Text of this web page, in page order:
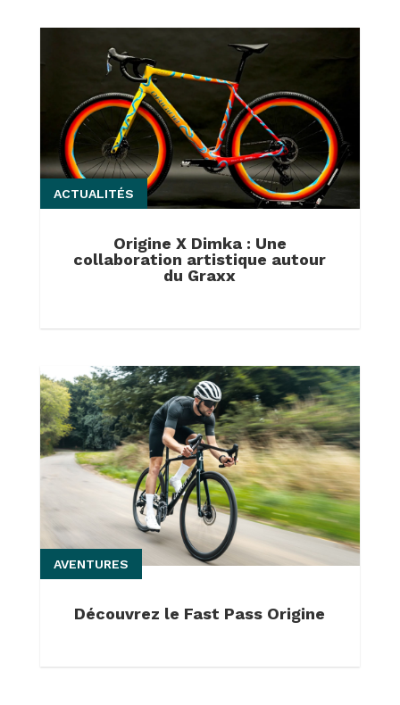
Origine X Dimka : Une
collaboration artistique autour
du Graxx
ACTUALITÉS
Découvrez le Fast Pass Origine
AVENTURES